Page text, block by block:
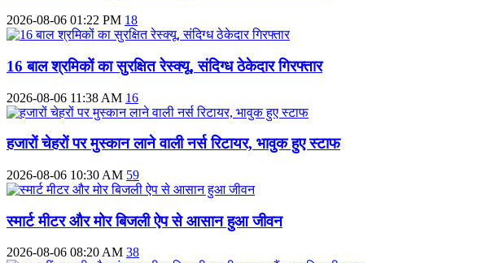
2026-08-06 01:22 PM 18
16 बाल श्रमिकों का सुरक्षित रेस्क्यू, संदिग्ध ठेकेदार गिरफ्तार
2026-08-06 11:38 AM 16
हजारों चेहरों पर मुस्कान लाने वाली नर्स रिटायर, भावुक हुए स्टाफ
2026-08-06 10:30 AM 59
स्मार्ट मीटर और मोर बिजली ऐप से आसान हुआ जीवन
2026-08-06 08:20 AM 38